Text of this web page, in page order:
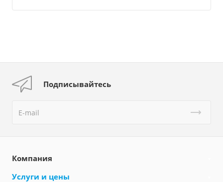
Подписывайтесь
Компания
Услуги и цены